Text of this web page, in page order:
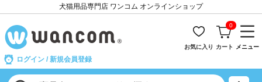
犬猫用品専門店 ワンコム オンラインショップ
ログイン / 新規会員登録
お気に入り
0
カート メニュー